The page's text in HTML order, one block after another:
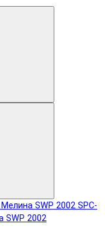
SPC-
SWP 2002